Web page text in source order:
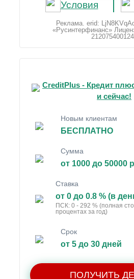
Условия
Реклама. erid:
«Русинтерфинанс»
CreditPlus - Кредит
и сейчас!
Новым клиентам
БЕСПЛАТНО
Сумма
от 1000 до 50000
Ставка
от 0 до 0.8 % (в
ПСК: 0 - 292 % (полная
процентах за год)
Срок
от 5 до 30 дней
ПОЛУЧИТЬ